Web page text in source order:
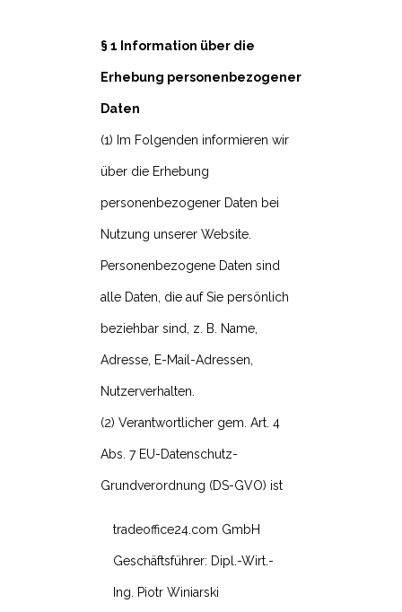
§ 1 Information über die
Erhebung personenbezogener
Daten
(1) Im Folgenden informieren wir
über die Erhebung
personenbezogener Daten bei
Nutzung unserer Website.
Personenbezogene Daten sind
alle Daten, die auf Sie persönlich
beziehbar sind, z. B. Name,
Adresse, E-Mail-Adressen,
Nutzerverhalten.
(2) Verantwortlicher gem. Art. 4
Abs. 7 EU-Datenschutz-
Grundverordnung (DS-GVO) ist
tradeoffice24.com GmbH
Geschäftsführer: Dipl.-Wirt.-
Ing. Piotr Winiarski